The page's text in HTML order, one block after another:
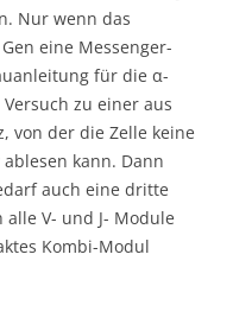
Nur wenn das
eine Messenger-
für die α-
zu einer aus
von der die Zelle keine
kann. Dann
auch eine dritte
V- und J- Module
Kombi-Modul